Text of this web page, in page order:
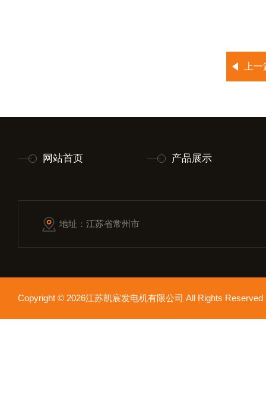
上
网站首页 产品展示
地址：江苏省常州市
Copyright © 2026江苏凯宸发电机有限公司 All Rights